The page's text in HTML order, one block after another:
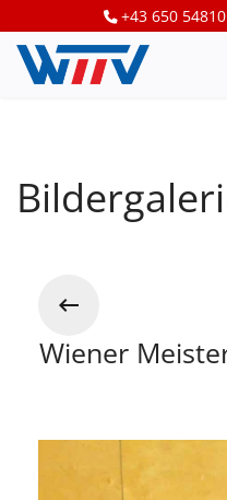
+43 650
Wiener